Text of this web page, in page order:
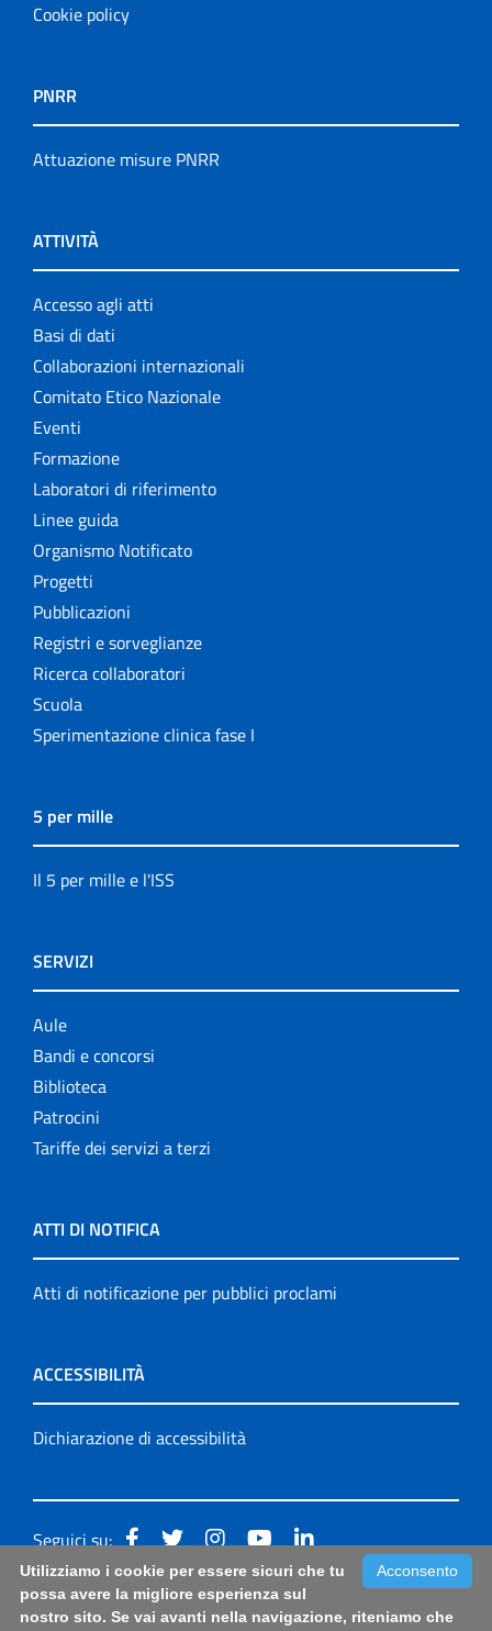
Cookie policy
PNRR
Attuazione misure PNRR
ATTIVITÀ
Accesso agli atti
Basi di dati
Collaborazioni internazionali
Comitato Etico Nazionale
Eventi
Formazione
Laboratori di riferimento
Linee guida
Organismo Notificato
Progetti
Pubblicazioni
Registri e sorveglianze
Ricerca collaboratori
Scuola
Sperimentazione clinica fase I
5 per mille
Il 5 per mille e l'ISS
SERVIZI
Aule
Bandi e concorsi
Biblioteca
Patrocini
Tariffe dei servizi a terzi
ATTI DI NOTIFICA
Atti di notificazione per pubblici proclami
ACCESSIBILITÀ
Dichiarazione di accessibilità
Seguici su:
Accessibilità: form di segnalazione di prima istanza per
questa pagina|Note Legali | Sitemap
Acconsento
Utilizziamo i cookie per essere sicuri che tu
possa avere la migliore esperienza sul
nostro sito. Se vai avanti nella navigazione, riteniamo che